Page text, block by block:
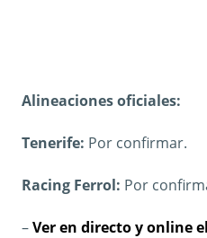
Alineaciones oficiales:
Tenerife: Por confirmar.
Racing Ferrol: Por
–Ver en directo y online